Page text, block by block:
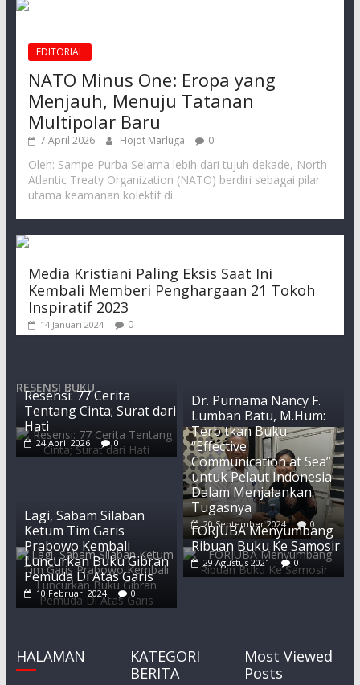
EDITORIAL
NATO Minus One: Eropa yang
Menjauh, Menuju Tatanan
Multipolar Baru
7 April 2026 Hojot Marluga 0
Oleh: Sampe Purba Selama lebih dari tujuh dekade, North
Atlantic Treaty Organization (NATO) berdiri sebagai pilar
utama keamanan kolektif di
Media Kristiani Paling Eksis Saat Ini
Kembali Memberi Penghargaan 21 Tokoh
Inspiratif 2023
14 Januari 2024 0
RESENSI BUKU
Resensi: 77 Cerita
Tentang Cinta; Surat dari
Hati
24 April 2026 0
Dr. Purnama Nancy F.
Lumban Batu, M.Hum:
Terbitkan Buku
“Effective
Communication at Sea”
untuk Pelaut Indonesia
Dalam Menjalankan
Tugasnya
20 September 2024 0
Lagi, Sabam Silaban
Ketum Tim Garis
Prabowo Kembali
Luncurkan Buku Gibran
Pemuda Di Atas Garis
10 Februari 2024 0
FORJUBA Menyumbang
Ribuan Buku Ke Samosir
29 Agustus 2021 0
HALAMAN
KATEGORI
BERITA
Most Viewed
Posts